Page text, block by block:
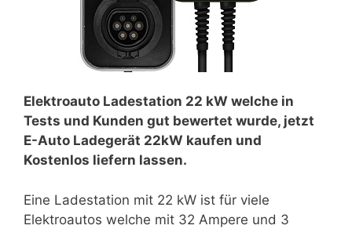
Elektroauto Ladestation 22 kW welche in
Tests und Kunden gut bewertet wurde, jetzt
E-Auto Ladegerät 22kW kaufen und
Kostenlos liefern lassen.
Eine Ladestation mit 22 kW ist für viele
Elektroautos welche mit 32 Ampere und 3